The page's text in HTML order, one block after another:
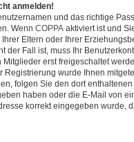
anmelden!
und das richtige
Wenn COPPA aktiviert ist und
Eltern oder Ihrer
der Fall ist, muss Ihr
erst freigeschaltet
wurde Ihnen
folgen Sie den dort
haben oder die E-Mail von
korrekt eingegeben wurde,